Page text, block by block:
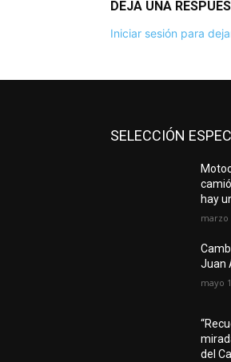
DEJA UNA
Iniciar sesión para
SELECCIÓN
hay
marzo
Juan
mayo
del